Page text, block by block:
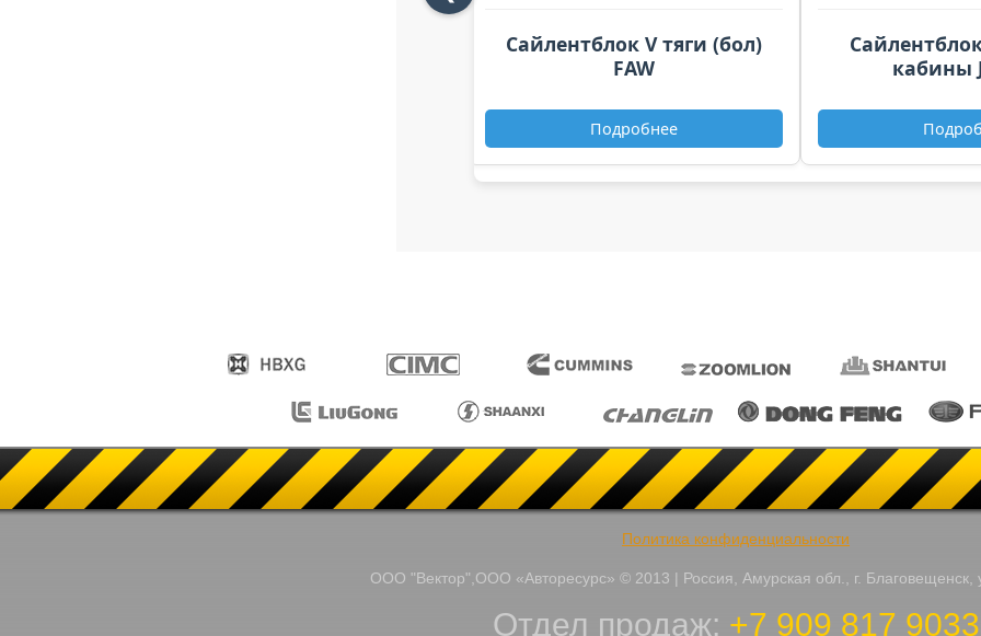
Политика конфиденциальности
ООО "Вектор",ООО «Авторесурс» © 2013 | Россия, Амурская обл., г. Благовещенск,
Отдел продаж: +7 909 817 9033